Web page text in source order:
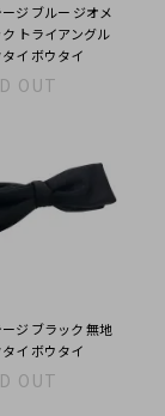
ジ ブルー ジオメ
ク トライアングル
イ ボウタイ
OUT
ジ ブラック 無地
イ ボウタイ
OUT